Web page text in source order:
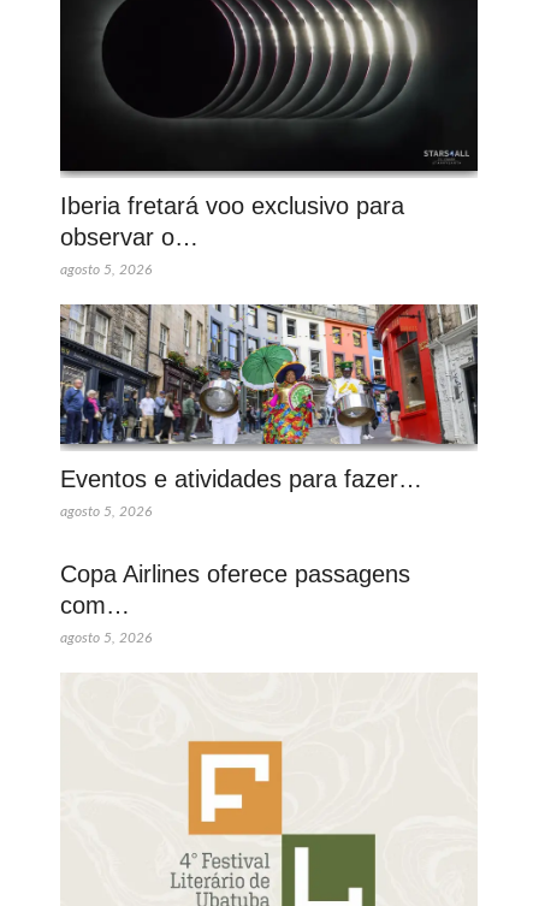
Iberia fretará voo exclusivo para
observar o…
agosto 5, 2026
Eventos e atividades para fazer…
agosto 5, 2026
Copa Airlines oferece passagens
com…
agosto 5, 2026